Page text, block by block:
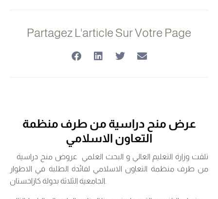
Partagez L'article Sur Votre Page
عرض منح دراسية من طرف منظمة
التعاون الاسلامي
من طرف منظمة التعاون الاسلامي لفائدة الطلبة في الاطوار